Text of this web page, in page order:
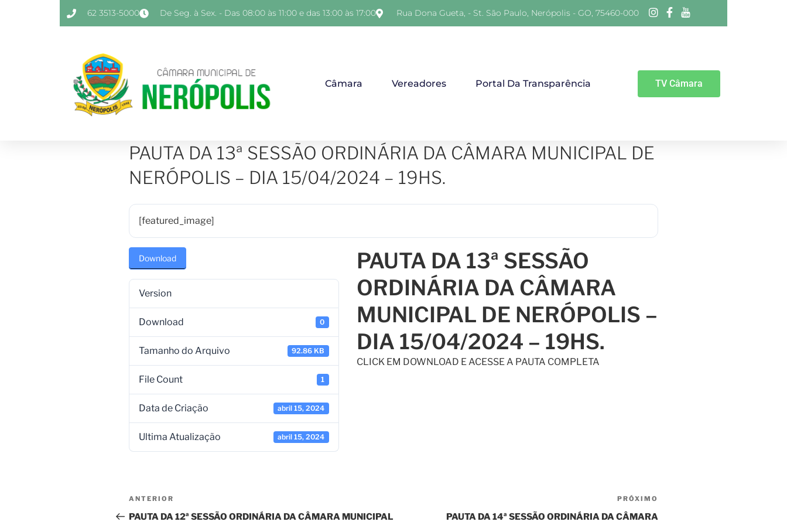
62 3513-5000 De Seg. à Sex. - Das 08:00 às 11:00 e das 13:00 às 17:00 Rua Dona Gueta, - St. São Paulo, Nerópolis - GO, 75460-000
Câmara Vereadores Portal Da Transparência TV Câmara
PAUTA DA 13ª SESSÃO ORDINÁRIA DA CÂMARA MUNICIPAL DE
NERÓPOLIS – DIA 15/04/2024 – 19HS.
[featured_image]
Download
Version
Download 0
Tamanho do Arquivo 92.86 KB
File Count 1
Data de Criação abril 15, 2024
Ultima Atualização abril 15, 2024
PAUTA DA 13ª SESSÃO
ORDINÁRIA DA CÂMARA
MUNICIPAL DE NERÓPOLIS –
DIA 15/04/2024 – 19HS.
CLICK EM DOWNLOAD E ACESSE A PAUTA COMPLETA
ANTERIOR
PAUTA DA 12ª SESSÃO ORDINÁRIA DA CÂMARA MUNICIPAL
PRÓXIMO
PAUTA DA 14ª SESSÃO ORDINÁRIA DA CÂMARA